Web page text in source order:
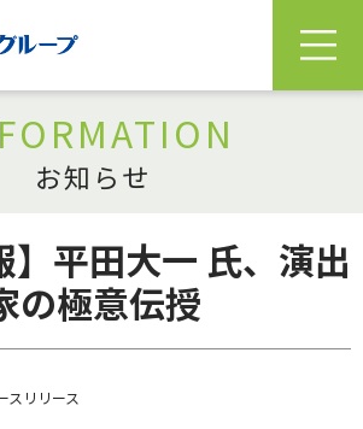
お知らせ
】平田大一 氏、演出
の極意伝授
スリリース